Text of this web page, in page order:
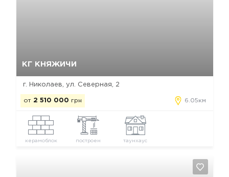
КГ КНЯЖИЧИ
г. Николаев, ул. Северная, 2
от 2 510 000 грн 6.05км
керамоблок построен таунхаус